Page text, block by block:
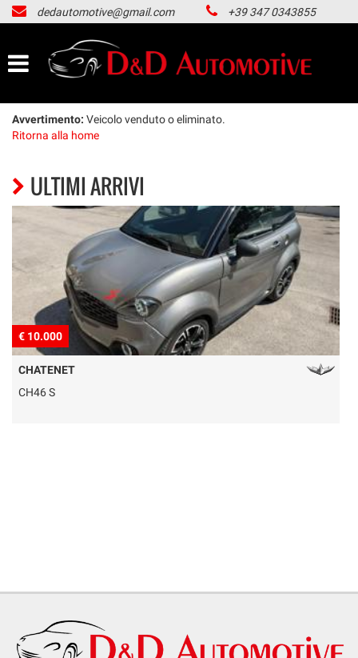
HOME
LISTA VEICOLI
ACQUISTIAMO USATO
CONTATTI
NEWS
AREA COMMERCIANTI
dedautomotive@gmail.com +39 347 0343855
Avvertimento: Veicolo venduto o eliminato.
Ritorna alla home
ULTIMI ARRIVI
€ 10.000
CHATENET
CH46 S